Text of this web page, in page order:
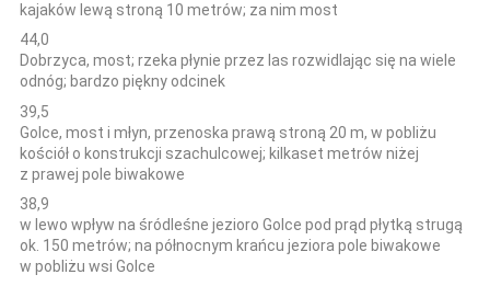
kajaków lewą stroną 10 metrów; za nim most
44,0
Dobrzyca, most; rzeka płynie przez las rozwidlając się na wiele
odnóg; bardzo piękny odcinek
39,5
Golce, most i młyn, przenoska prawą stroną 20 m, w pobliżu
kościół o konstrukcji szachulcowej; kilkaset metrów niżej
z prawej pole biwakowe
38,9
w lewo wpływ na śródleśne jezioro Golce pod prąd płytką strugą
ok. 150 metrów; na północnym krańcu jeziora pole biwakowe
w pobliżu wsi Golce